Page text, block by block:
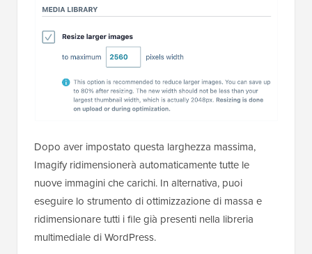
Dopo aver impostato questa larghezza massima,
Imagify ridimensionerà automaticamente tutte le
nuove immagini che carichi. In alternativa, puoi
eseguire lo strumento di ottimizzazione di massa e
ridimensionare tutti i file già presenti nella libreria
multimediale di WordPress.